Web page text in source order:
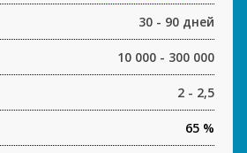
30 - 90 дней
10 000 - 300 000
2 - 2,5
65 %